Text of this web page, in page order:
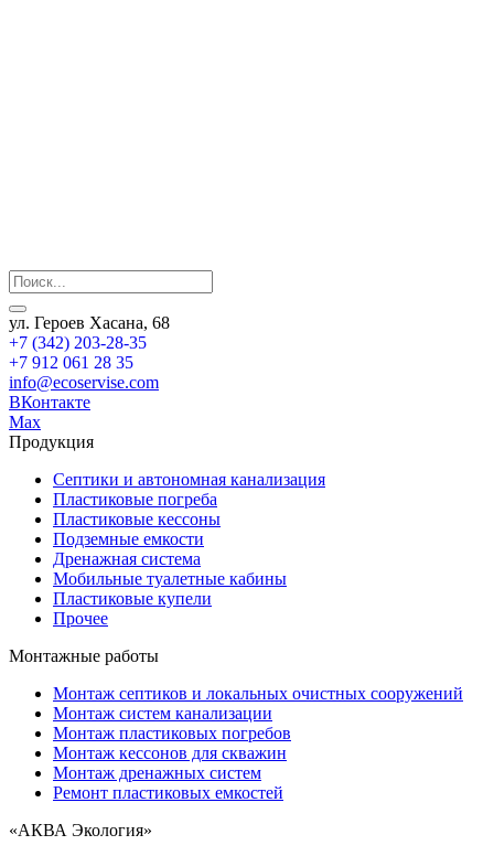
ул. Героев Хасана, 68
+7 (342) 203-28-35
+7 912 061 28 35
info@ecoservise.com
ВКонтакте
Мах
Продукция
Септики и автономная канализация
Пластиковые погреба
Пластиковые кессоны
Подземные емкости
Дренажная система
Мобильные туалетные кабины
Пластиковые купели
Прочее
Монтажные работы
Монтаж септиков и локальных очистных сооружений
Монтаж систем канализации
Монтаж пластиковых погребов
Монтаж кессонов для скважин
Монтаж дренажных систем
Ремонт пластиковых емкостей
«АКВА Экология»